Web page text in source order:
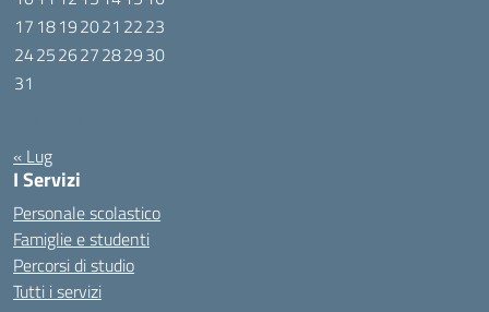
17 18192021 2223
24252627282930
31
« Lug
I Servizi
Personale scolastico
Famiglie e studenti
Percorsi di studio
Tutti i servizi